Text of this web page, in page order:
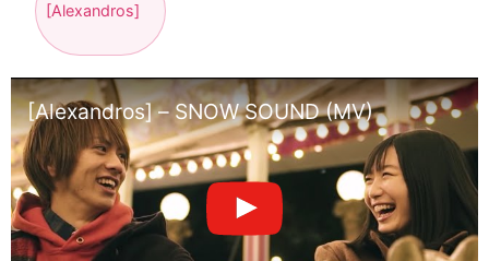
[Alexandros]
[Alexandros] – SNOW SOUND (MV)